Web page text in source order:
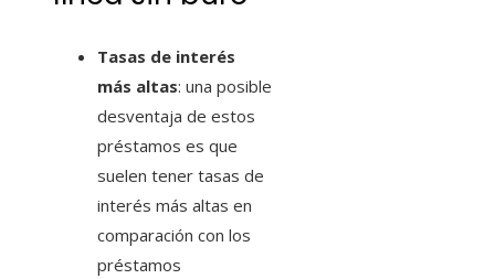
Tasas de interés
más altas: una posible
desventaja de estos
préstamos es que
suelen tener tasas de
interés más altas en
comparación con los
préstamos